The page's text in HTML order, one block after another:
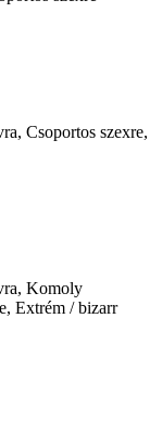
Csoportos szexre,
Komoly
Extrém / bizarr